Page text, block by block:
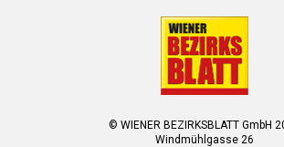
© WIENER BEZIRKSBLATT GmbH
Windmühlgasse 26